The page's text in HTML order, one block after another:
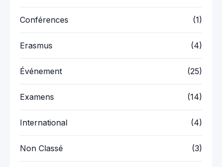
Conférences (1)
Erasmus (4)
Événement (25)
Examens (14)
International (4)
Non Classé (3)